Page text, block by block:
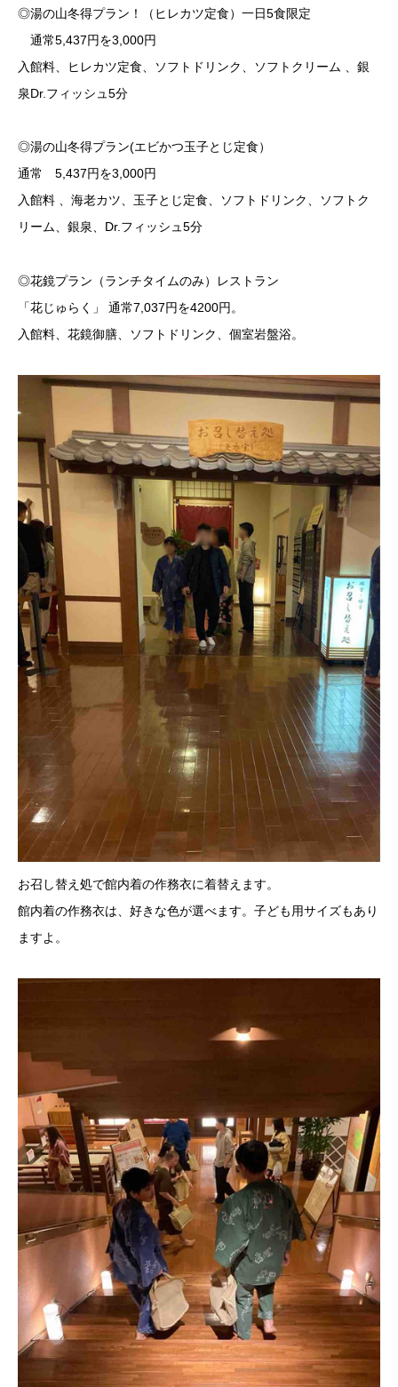
◎湯の山冬得プラン！（ヒレカツ定食）一日5食限定
通常5,437円を3,000円
入館料、ヒレカツ定食、ソフトドリンク、ソフトクリーム 、銀
泉Dr.フィッシュ5分
◎湯の山冬得プラン(エビかつ玉子とじ定食）
通常 5,437円を3,000円
入館料 、海老カツ、玉子とじ定食、ソフトドリンク、ソフトク
リーム、銀泉、Dr.フィッシュ5分
◎花鏡プラン（ランチタイムのみ）レストラン
「花じゅらく」 通常7,037円を4200円。
入館料、花鏡御膳、ソフトドリンク、個室岩盤浴。
お召し替え処で館内着の作務衣に着替えます。
館内着の作務衣は、好きな色が選べます。子ども用サイズもあり
ますよ。